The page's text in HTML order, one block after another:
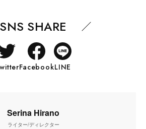
SNS SHARE
FacebookLINE
Serina Hirano
ライター/ディレクター